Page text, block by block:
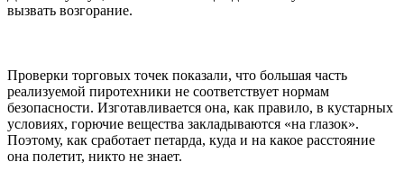
вызвать возгорание.
Проверки торговых точек показали, что большая часть
реализуемой пиротехники не соответствует нормам
безопасности. Изготавливается она, как правило, в кустарных
условиях, горючие вещества закладываются «на глазок».
Поэтому, как сработает петарда, куда и на какое расстояние
она полетит, никто не знает.